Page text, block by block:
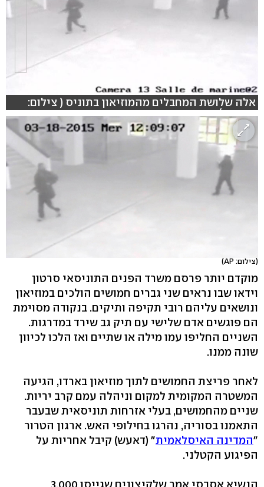
אלה שלושת המחבלים מהמוזיאון בתוניס ( צילום:
רויטרס)
(צילום: AP)
מוקדם יותר פרסם משרד הפנים התוניסאי סרטון
וידאו שבו נראים שני גברים חמושים הולכים במוזיאון
ונושאים עליהם רובי תקיפה ותיקים. בנקודה מסוימת
הם פוגשים אדם שלישי עם תיק גב שירד במדרגות.
השניים החליפו עמו מילה או שתיים ואז הלכו לכיוון
שונה ממנו.
לאחר פריצת החמושים לתוך מוזיאון בארדו, הגיעה
המשטרה המקומית למקום וניהלה עמם קרב יריות.
שניים מהחמושים, בעלי אזרחות תוניסאית שבעבר
התאמנו בסוריה, נהרגו בחילופי האש. ארגון הטרור
"המדינה האיסלאמית" (דאעש) קיבל אחריות על
הפיגוע הקטלני.
הנשיא אסבסי אמר שלקיצונים שגייסו 3,000